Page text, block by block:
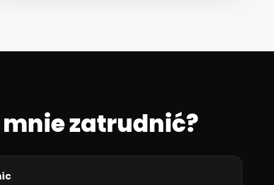
zatrudnić?